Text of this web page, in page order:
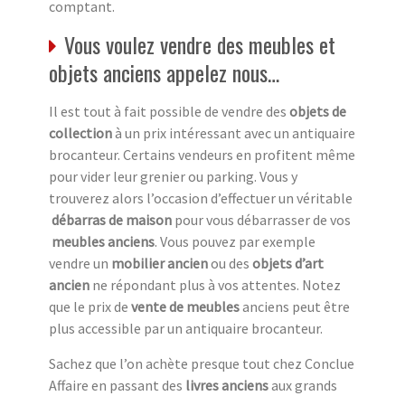
comptant.
Vous voulez vendre des meubles et
objets anciens appelez nous…
Il est tout à fait possible de vendre des objets de
collectionà un prix intéressant avec un antiquaire
brocanteur. Certains vendeurs en profitent même
pour vider leur grenier ou parking. Vous y
trouverez alors l’occasion d’effectuer un véritable
débarras de maison pour vous débarrasser de vos
meubles anciens. Vous pouvez par exemple
vendre un mobilier ancienou des objets d’art
ancien ne répondant plus à vos attentes. Notez
que le prix de vente de meublesanciens peut être
plus accessible par un antiquaire brocanteur.
Sachez que l’on achète presque tout chez Conclue
Affaire en passant des livres anciensaux grands